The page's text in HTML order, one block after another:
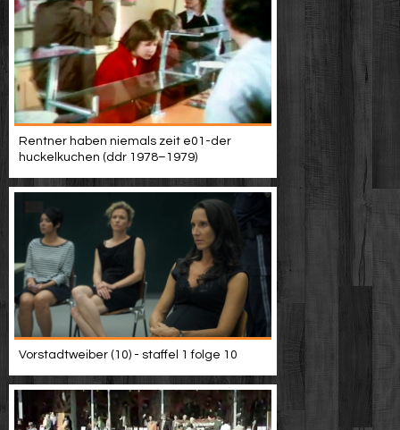
Rentner haben niemals zeit e01-der
huckelkuchen (ddr 1978–1979)
Vorstadtweiber (10) - staffel 1 folge 10